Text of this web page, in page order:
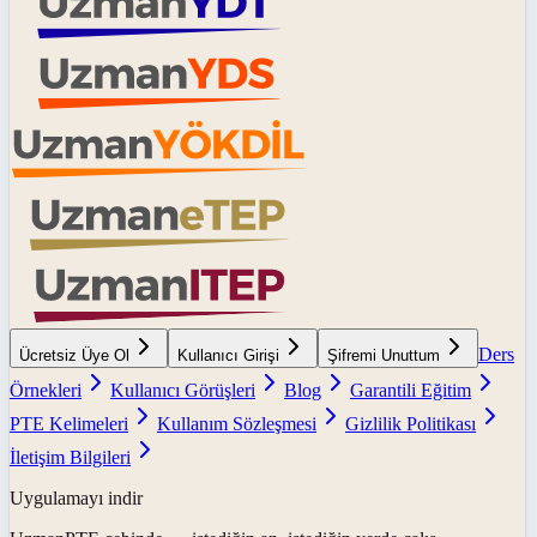
Ücretsiz Üye Ol Kullanıcı Girişi Şifremi Unuttum
Ders
Örnekleri
Kullanıcı Görüşleri Blog
Garantili Eğitim
PTE Kelimeleri
Kullanım Sözleşmesi
Gizlilik Politikası
İletişim Bilgileri
Uygulamayı indir